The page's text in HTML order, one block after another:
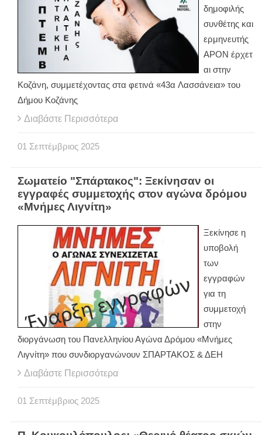
δημοφιλής
συνθέτης και
ερμηνευτής
ΑPON έρχετ
αι στην
Κοζάνη, συμμετέχοντας στα φετινά «43α Λασσάνεια» του
Δήμου Κοζάνης
Διαβάστε Περισσότερα
01 Σεπτέμβριος 2025
Σωματείο "Σπάρτακος": Ξεκίνησαν οι
εγγραφές συμμετοχής στον αγώνα δρόμου
«Μνήμες Λιγνίτη»
Ξεκίνησε η
υποβολή
των
εγγραφών
για τη
συμμετοχή
στην
διοργάνωση του Πανελληνίου Αγώνα Δρόμου «Μνήμες
Λιγνίτη» που συνδιοργανώνουν ΣΠΑΡΤΑΚΟΣ & ΔΕΗ
Διαβάστε Περισσότερα
01 Σεπτέμβριος 2025